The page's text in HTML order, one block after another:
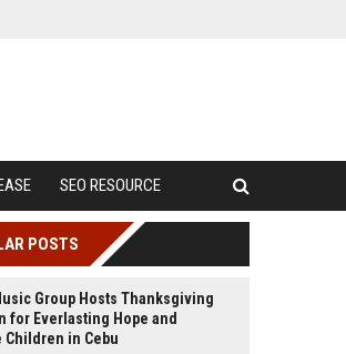
SEO RESOURCE
POSTS
Group Hosts Thanksgiving
for Everlasting Hope and
Children in Cebu